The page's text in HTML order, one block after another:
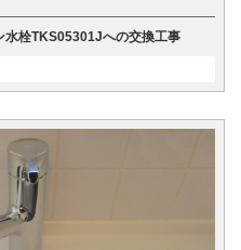
水栓TKS05301Jへの交換工事